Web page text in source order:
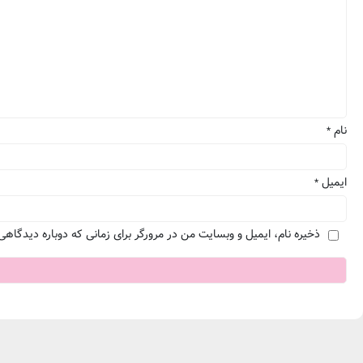
نام *
ایمیل *
ذخیره نام، ایمیل و وبسایت من در مرورگر برای زمانی که دوباره